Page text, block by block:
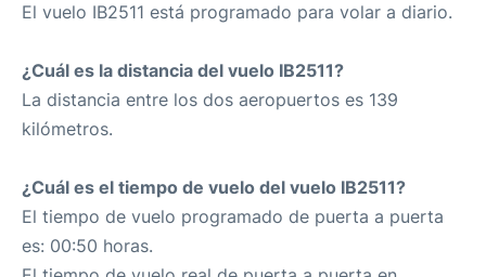
El vuelo IB2511 está programado para volar a diario.
¿Cuál es la distancia del vuelo IB2511?
La distancia entre los dos aeropuertos es 139
kilómetros.
¿Cuál es el tiempo de vuelo del vuelo IB2511?
El tiempo de vuelo programado de puerta a puerta
es: 00:50 horas.